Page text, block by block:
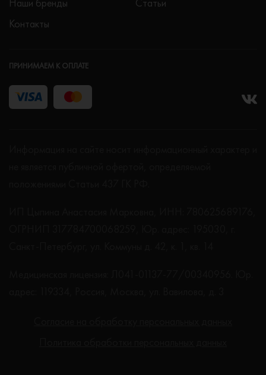
Контакты
ПРИНИМАЕМ К ОПЛАТЕ